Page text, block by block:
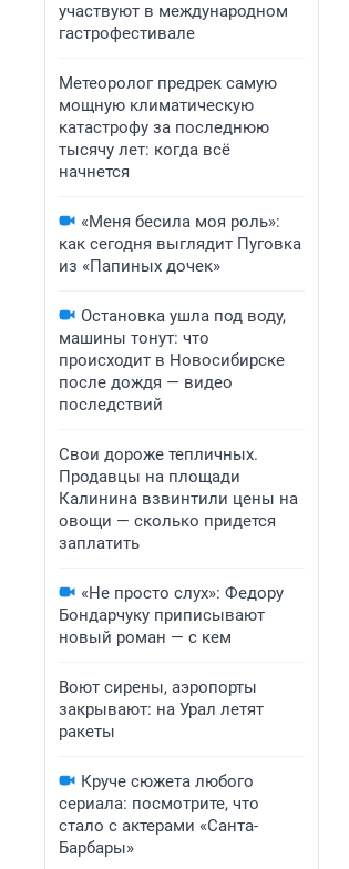
участвуют в международном
гастрофестивале
Метеоролог предрек самую
мощную климатическую
катастрофу за последнюю
тысячу лет: когда всё
начнется
«Меня бесила моя роль»:
как сегодня выглядит Пуговка
из «Папиных дочек»
Остановка ушла под воду,
машины тонут: что
происходит в Новосибирске
после дождя — видео
последствий
Свои дороже тепличных.
Продавцы на площади
Калинина взвинтили цены на
овощи — сколько придется
заплатить
«Не просто слух»: Федору
Бондарчуку приписывают
новый роман — с кем
Воют сирены, аэропорты
закрывают: на Урал летят
ракеты
Круче сюжета любого
сериала: посмотрите, что
стало с актерами «Санта-
Барбары»